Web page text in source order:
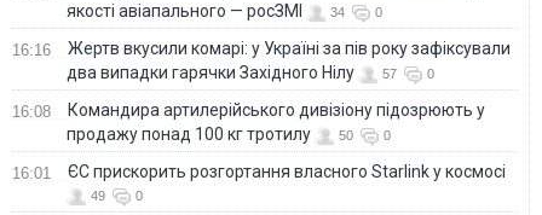
якості авіапального — росЗМІ
34 0
16:16
Жертв вкусили комарі: у Україні за пів року зафіксували
два випадки гарячки Західного Нілу
57 0
16:08
Командира артилерійського дивізіону підозрюють у
продажу понад 100 кг тротилу
50 0
16:01 ЄС прискорить розгортання власного Starlink у космосі
49 0